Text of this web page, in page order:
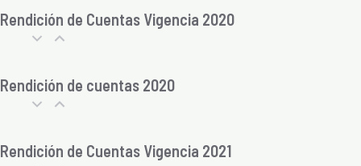
Rendición de Cuentas Vigencia 2020
Rendición de cuentas 2020
Rendición de Cuentas Vigencia 2021